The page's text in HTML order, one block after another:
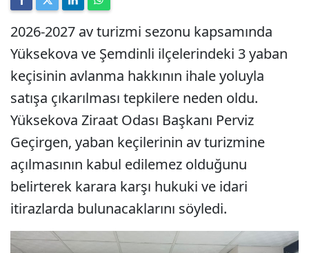
2026-2027 av turizmi sezonu kapsamında
Yüksekova ve Şemdinli ilçelerindeki 3 yaban
keçisinin avlanma hakkının ihale yoluyla
satışa çıkarılması tepkilere neden oldu.
Yüksekova Ziraat Odası Başkanı Perviz
Geçirgen, yaban keçilerinin av turizmine
açılmasının kabul edilemez olduğunu
belirterek karara karşı hukuki ve idari
itirazlarda bulunacaklarını söyledi.